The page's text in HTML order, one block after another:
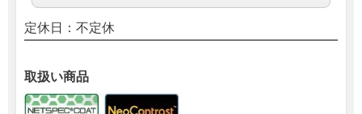
定休日：不定休
取扱い商品